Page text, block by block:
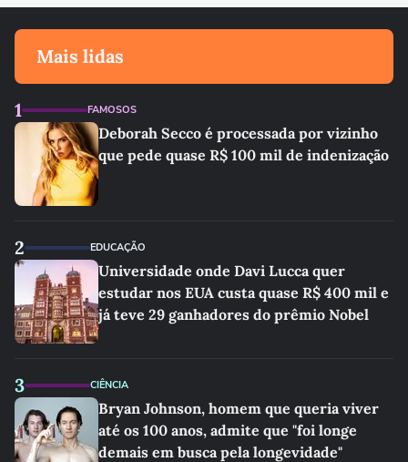
Mais lidas
1 FAMOSOS
Deborah Secco é processada por vizinho
que pede quase R$ 100 mil de indenização
2 EDUCAÇÃO
Universidade onde Davi Lucca quer
estudar nos EUA custa quase R$ 400 mil e
já teve 29 ganhadores do prêmio Nobel
3 CIÊNCIA
Bryan Johnson, homem que queria viver
até os 100 anos, admite que "foi longe
demais em busca pela longevidade"